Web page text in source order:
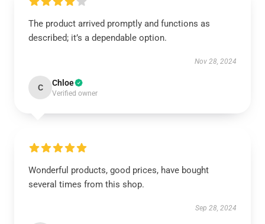
The product arrived promptly and functions as
described; it’s a dependable option.
Nov 28, 2024
C Chloe
Verified owner
Wonderful products, good prices, have bought
several times from this shop.
Sep 28, 2024